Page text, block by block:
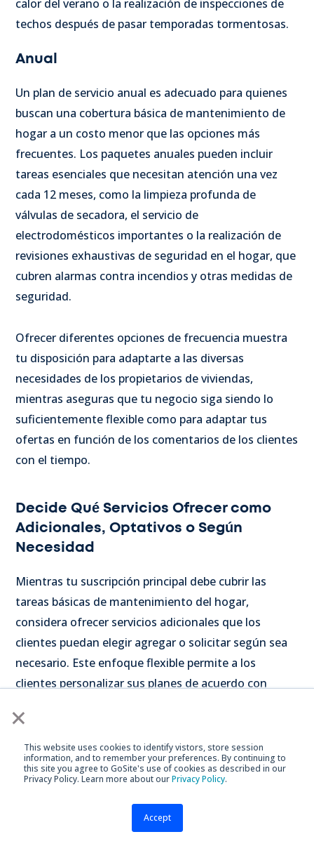
×
This website uses cookies to identify vistors, store session
information, and to remember your preferences. By continuing to
this site you agree to GoSite's use of cookies as described in our
Privacy Policy. Learn more about ourPrivacy Policy.
Accept
calor del verano o la realización de inspecciones de
techos después de pasar temporadas tormentosas.
Anual
Un plan de servicio anual es adecuado para quienes
buscan una cobertura básica de mantenimiento de
hogar a un costo menor que las opciones más
frecuentes. Los paquetes anuales pueden incluir
tareas esenciales que necesitan atención una vez
cada 12 meses, como la limpieza profunda de
válvulas de secadora, el servicio de
electrodomésticos importantes o la realización de
revisiones exhaustivas de seguridad en el hogar, que
cubren alarmas contra incendios y otras medidas de
seguridad.
Ofrecer diferentes opciones de frecuencia muestra
tu disposición para adaptarte a las diversas
necesidades de los propietarios de viviendas,
mientras aseguras que tu negocio siga siendo lo
suficientemente flexible como para adaptar tus
ofertas en función de los comentarios de los clientes
con el tiempo.
Decide Qué Servicios Ofrecer como
Adicionales, Optativos o Según
Necesidad
Mientras tu suscripción principal debe cubrir las
tareas básicas de mantenimiento del hogar,
considera ofrecer servicios adicionales que los
clientes puedan elegir agregar o solicitar según sea
necesario. Este enfoque flexible permite a los
clientes personalizar sus planes de acuerdo con
mantenimiento del hogar.
Los servicios adicionales pueden incluir tareas
especializadas como lavado a presión de entradas,
limpieza de ventanas, limpieza de alfombras,
tratamientos de control de plagas o mantenimiento